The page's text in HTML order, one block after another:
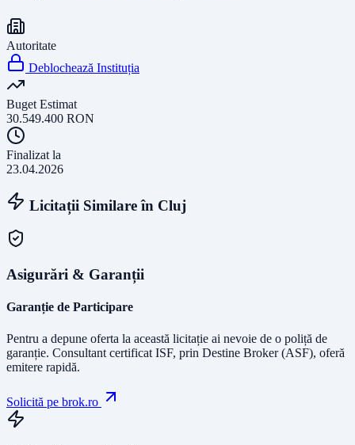
Autoritate
Deblochează Instituția
Buget Estimat
30.549.400 RON
Finalizat la
23.04.2026
Licitații Similare în Cluj
Asigurări & Garanții
Garanție de Participare
Pentru a depune oferta la această licitație ai nevoie de o poliță de
garanție. Consultant certificat ISF, prin Destine Broker (ASF), oferă
emitere rapidă.
Solicită pe brok.ro